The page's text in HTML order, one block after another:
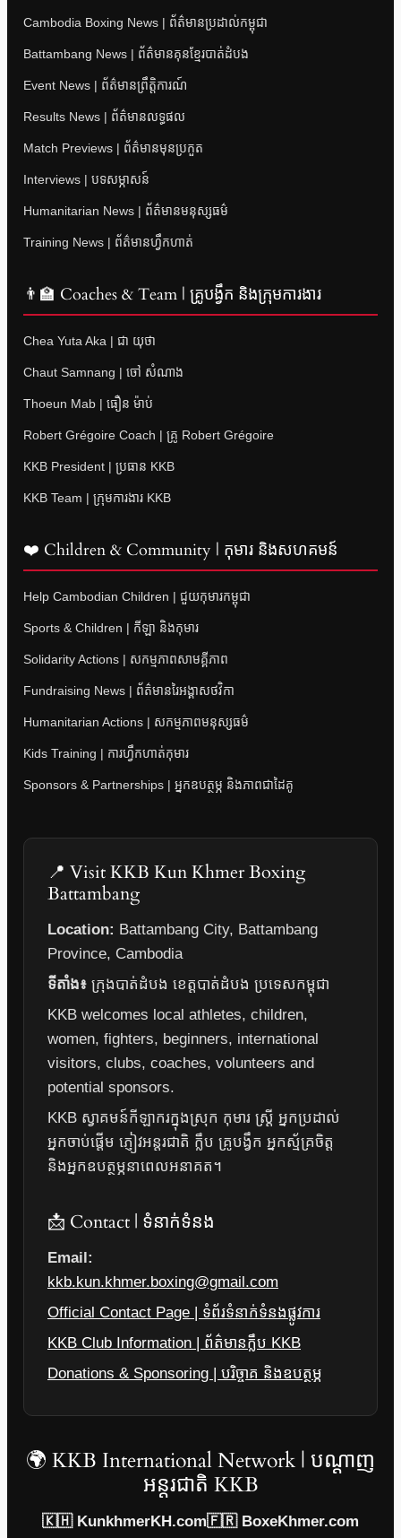
Cambodia Boxing News | ព័ត៌មានប្រដាល់កម្ពុជា
Battambang News | ព័ត៌មានគុនខ្មែរបាត់ដំបង
Event News | ព័ត៌មានព្រឹត្តិការណ៍
Results News | ព័ត៌មានលទ្ធផល
Match Previews | ព័ត៌មានមុនប្រកួត
Interviews | បទសម្ភាសន៍
Humanitarian News | ព័ត៌មានមនុស្សធម៌
Training News | ព័ត៌មានហ្វឹកហាត់
👨‍🏫 Coaches & Team | គ្រូបង្វឹក និងក្រុមការងារ
Chea Yuta Aka | ជា យុថា
Chaut Samnang | ចៅ សំណាង
Thoeun Mab | ធឿន ម៉ាប់
Robert Grégoire Coach | គ្រូ Robert Grégoire
KKB President | ប្រធាន KKB
KKB Team | ក្រុមការងារ KKB
❤️ Children & Community | កុមារ និងសហគមន៍
Help Cambodian Children | ជួយកុមារកម្ពុជា
Sports & Children | កីឡា និងកុមារ
Solidarity Actions | សកម្មភាពសាមគ្គីភាព
Fundraising News | ព័ត៌មានរៃអង្គាសថវិកា
Humanitarian Actions | សកម្មភាពមនុស្សធម៌
Kids Training | ការហ្វឹកហាត់កុមារ
Sponsors & Partnerships | អ្នកឧបត្ថម្ភ និងភាពជាដៃគូ
📍 Visit KKB Kun Khmer Boxing
Battambang
Location: Battambang City, Battambang
Province, Cambodia
ទីតាំង៖ ក្រុងបាត់ដំបង ខេត្តបាត់ដំបង ប្រទេសកម្ពុជា
KKB welcomes local athletes, children,
women, fighters, beginners, international
visitors, clubs, coaches, volunteers and
potential sponsors.
KKB ស្វាគមន៍កីឡាករក្នុងស្រុក កុមារ ស្ត្រី អ្នកប្រដាល់
អ្នកចាប់ផ្តើម ភ្ញៀវអន្តរជាតិ ក្លឹប គ្រូបង្វឹក អ្នកស្ម័គ្រចិត្ត
និងអ្នកឧបត្ថម្ភនាពេលអនាគត។
📩 Contact | ទំនាក់ទំនង
Email:
kkb.kun.khmer.boxing@gmail.com
Official Contact Page | ទំព័រទំនាក់ទំនងផ្លូវការ
KKB Club Information | ព័ត៌មានក្លឹប KKB
Donations & Sponsoring | បរិច្ចាគ និងឧបត្ថម្ភ
🌍 KKB International Network | បណ្តាញ
អន្តរជាតិ KKB
🇰🇭 KunkhmerKH.com🇫🇷 BoxeKhmer.com